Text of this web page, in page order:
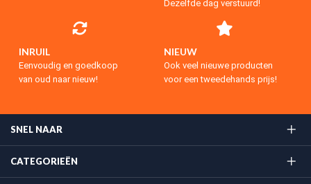
Dezelfde dag verstuurd!
INRUIL
Eenvoudig en goedkoop
van oud naar nieuw!
NIEUW
Ook veel nieuwe producten
voor een tweedehands prijs!
SNEL NAAR
CATEGORIEËN